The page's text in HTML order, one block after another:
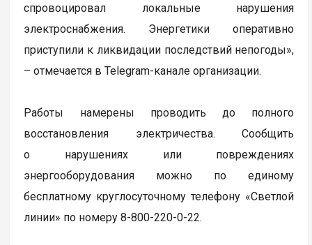
спровоцировал локальные нарушения
электроснабжения. Энергетики оперативно
приступили к ликвидации последствий непогоды»,
– отмечается в Telegram-канале организации.
Работы намерены проводить до полного
восстановления электричества. Сообщить
о нарушениях или повреждениях
энергооборудования можно по единому
бесплатному круглосуточному телефону «Светлой
линии» по номеру 8-800-220-0-22.